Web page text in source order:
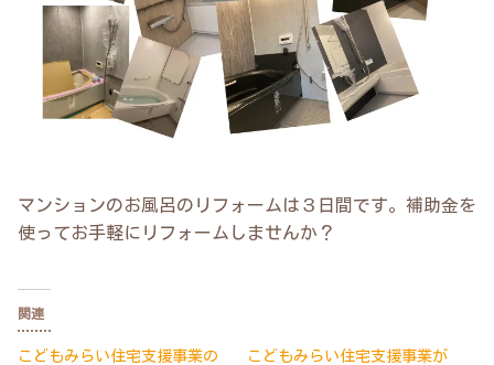
マンションのお風呂のリフォームは３日間です。補助金を
使ってお手軽にリフォームしませんか？
関連
こどもみらい住宅支援事業の
こどもみらい住宅支援事業が